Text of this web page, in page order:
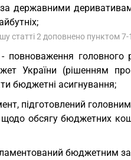
державними
статті 2 доповнено пунктом 7-
повноваження
України (рішенням про
бюджетні асигнування;
підготовлений
обсягу бюджетних
бюджетним